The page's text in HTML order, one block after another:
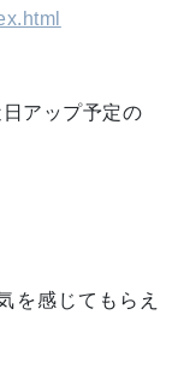
アップ予定の
を感じてもらえ